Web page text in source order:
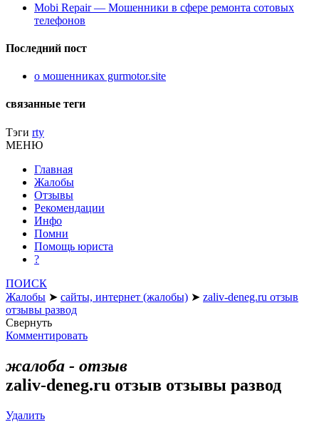
Mobi Repair — Мошенники в сфере ремонта сотовых
телефонов
Последний пост
о мошенниках gurmotor.site
связанные теги
Тэги rty
МЕНЮ
Главная
Жалобы
Отзывы
Рекомендации
Инфо
Помни
Помощь юриста
?
ПОИСК
Жалобы ➤ сайты, интернет (жалобы) ➤ zaliv-deneg.ru отзыв
отзывы развод
Свернуть
Комментировать
жалоба - отзыв
zaliv-deneg.ru отзыв отзывы развод
Удалить